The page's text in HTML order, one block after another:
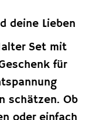
deine Lieben
Set mit
für
schätzen. Ob